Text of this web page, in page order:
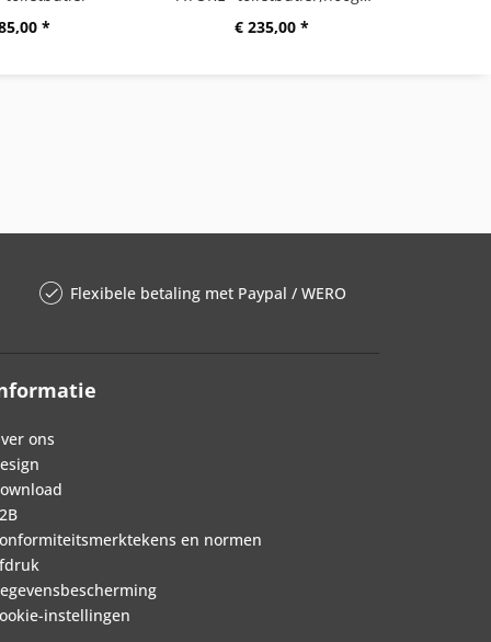
*
€ 235,00 *
Flexibele betaling met Paypal / WERO
ons
en normen
instellingen